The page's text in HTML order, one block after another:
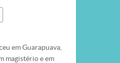
em Guarapuava,
magistério e em